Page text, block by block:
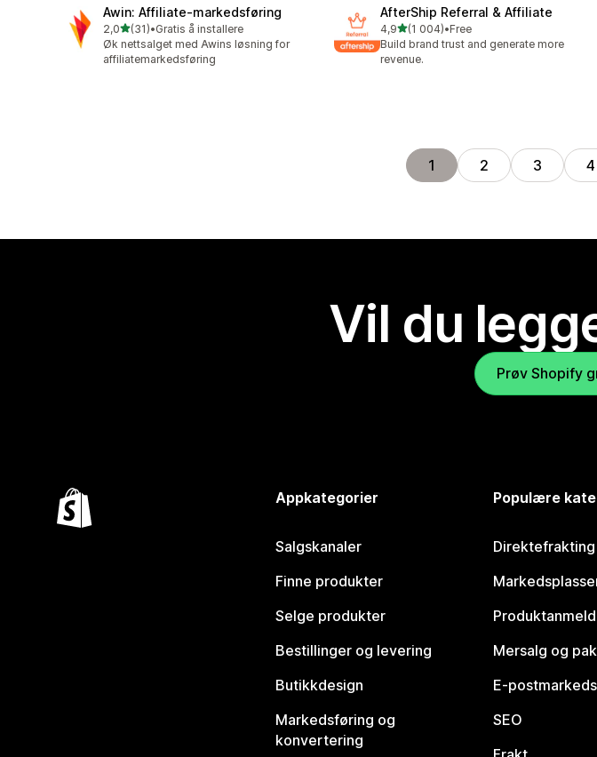
Awin: Affiliate‑markedsføring
2,0av 5 stjerner
(31)
Totalt 31 omtaler
•Gratis å installere
Øk nettsalget med Awins løsning for
affiliatemarkedsføring
AfterShip Referral & Affiliate
4,9av 5 stjerner
(1 004)
Totalt 1004 omtaler
•Free
Build brand trust and generate more
revenue.
1 2 3 4
Vil du
Prøv Shopify
Appkategorier
Salgskanaler
Finne produkter
Selge produkter
Bestillinger og levering
Butikkdesign
Markedsføring og
konvertering
Populære
Direktefrakting
Mersalg og
E-
SEO